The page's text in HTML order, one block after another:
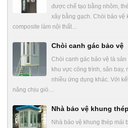
được chế tạo bằng nhôm,
xây bằng gạch. Chòi bảo vệ
composite làm nội thất…
Chòi canh gác bảo vệ
Chòi canh gác bảo vệ là
khu vực công trình, sân bay,
nhiều ứng dụng khác. Với
năng chịu gió…
Nhà bảo vệ khung
Nhà bảo vệ khung thép mái